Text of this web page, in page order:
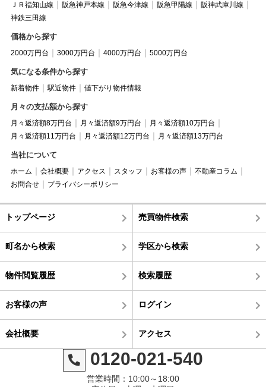
ＪＲ福知山線
阪急神戸本線 阪急今津線 阪急甲陽線
阪神武庫川線
神鉄三田線
価格から探す
2000万円台 3000万円台 4000万円台 5000万円台
気になる条件から探す
新着物件 駅近物件 値下がり物件情報
月々の支払額から探す
月々返済額8万円台 月々返済額9万円台
月々返済額10万円台
月々返済額11万円台
月々返済額12万円台 月々返済額13万円台
当社について
ホーム 会社概要 アクセス スタッフ お客様の声
不動産コラム
お問合せ
プライバシーポリシー
トップページ 売買物件検索
町名から検索 学区から検索
物件閲覧履歴 検索履歴
お客様の声 ログイン
会社概要 アクセス
0120-021-540
営業時間：10:00～18:00